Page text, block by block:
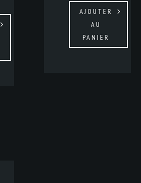
AJOUTER
AU
PANIER